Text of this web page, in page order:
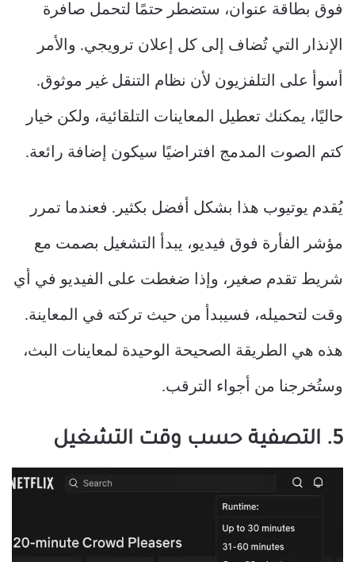
فوق بطاقة عنوان، ستضطر حتمًا لتحمل صافرة
الإنذار التي تُضاف إلى كل إعلان ترويجي. والأمر
أسوأ على التلفزيون لأن نظام التنقل غير موثوق.
حاليًا، يمكنك تعطيل المعاينات التلقائية، ولكن خيار
كتم الصوت المدمج افتراضيًا سيكون إضافة رائعة.
يُقدم يوتيوب هذا بشكل أفضل بكثير. فعندما تمرر
مؤشر الفأرة فوق فيديو، يبدأ التشغيل بصمت مع
شريط تقدم صغير، وإذا ضغطت على الفيديو في أي
وقت لتحميله، فسيبدأ من حيث تركته في المعاينة.
هذه هي الطريقة الصحيحة الوحيدة لمعاينات البث،
وستُخرجنا من أجواء الترقب.
5. التصفية حسب وقت التشغيل